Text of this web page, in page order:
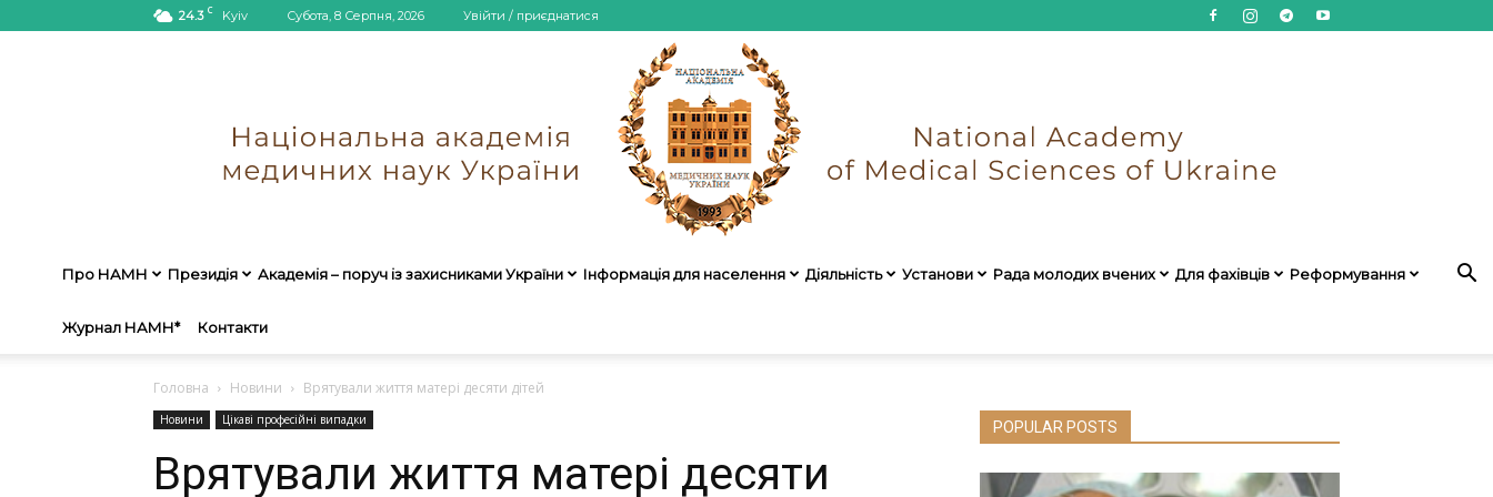
24.3 C Kyiv Субота, 8 Серпня, 2026 Увійти / приєднатися
України
Про НАМН Президія Академія – поруч із захисниками України Інформація для населення Діяльність Установи Рада молодих вчених Для фахівців Реформування
Журнал НАМН* Контакти
Головна Новини Врятували життя матері десяти дітей
Новини Цікаві професійні випадки
Врятували життя матері десяти
POPULAR POSTS